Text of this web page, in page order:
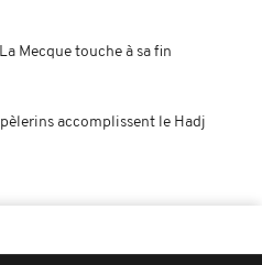
Mecque touche à sa fin
accomplissent le Hadj